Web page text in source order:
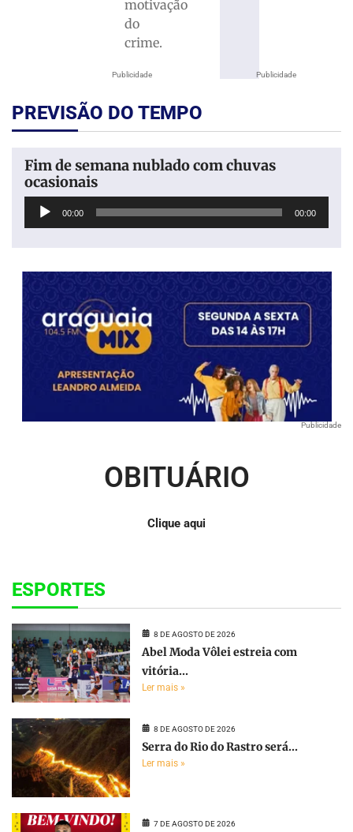
Publicidade
motivação
do
crime.
Publicidade
PREVISÃO DO TEMPO
Fim de semana nublado com chuvas
ocasionais
Tocador
00:00 00:00
Publicidade
OBITUÁRIO
Clique aqui
ESPORTES
8 DE AGOSTO DE 2026
Abel Moda Vôlei estreia com
vitória...
Ler mais »
8 DE AGOSTO DE 2026
Serra do Rio do Rastro será...
Ler mais »
7 DE AGOSTO DE 2026